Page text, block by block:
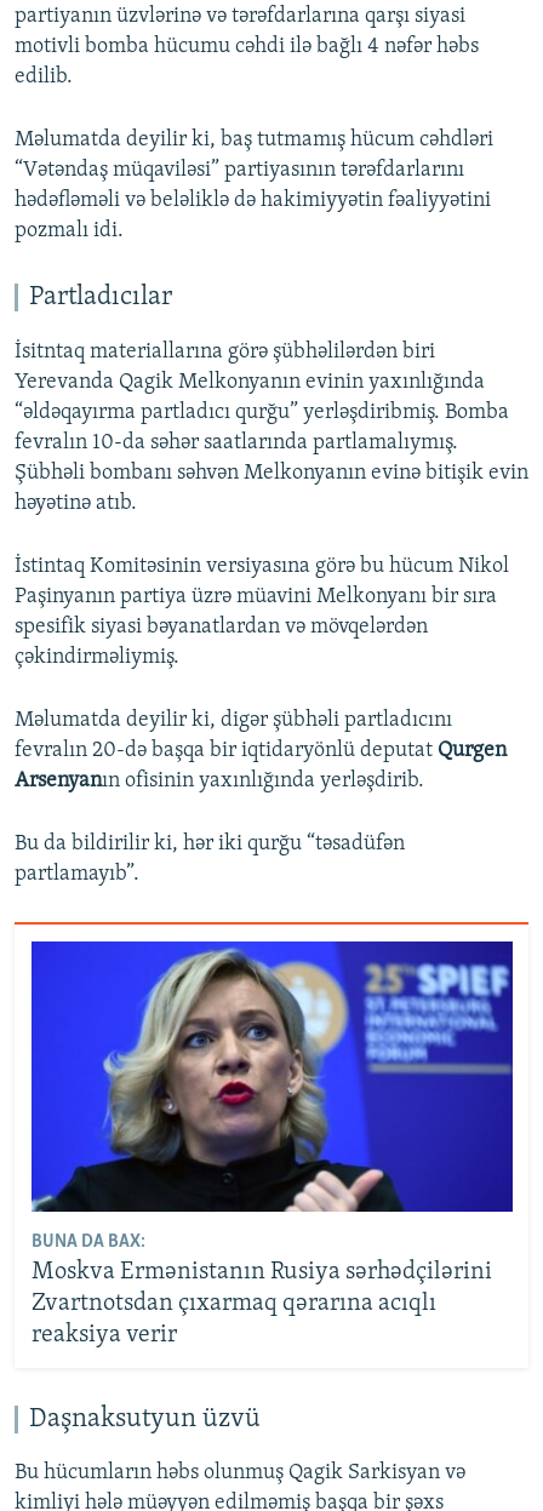
partiyanın üzvlərinə və tərəfdarlarına qarşı siyasi
motivli bomba hücumu cəhdi ilə bağlı 4 nəfər həbs
edilib.
Məlumatda deyilir ki, baş tutmamış hücum cəhdləri
“Vətəndaş müqaviləsi” partiyasının tərəfdarlarını
hədəfləməli və beləliklə də hakimiyyətin fəaliyyətini
pozmalı idi.
Partladıcılar
İsitntaq materiallarına görə şübhəlilərdən biri
Yerevanda Qagik Melkonyanın evinin yaxınlığında
“əldəqayırma partladıcı qurğu” yerləşdiribmiş. Bomba
fevralın 10-da səhər saatlarında partlamalıymış.
Şübhəli bombanı səhvən Melkonyanın evinə bitişik evin
həyətinə atıb.
İstintaq Komitəsinin versiyasına görə bu hücum Nikol
Paşinyanın partiya üzrə müavini Melkonyanı bir sıra
spesifik siyasi bəyanatlardan və mövqelərdən
çəkindirməliymiş.
Məlumatda deyilir ki, digər şübhəli partladıcını
fevralın 20-də başqa bir iqtidaryönlü deputat Qurgen
Arsenyanın ofisinin yaxınlığında yerləşdirib.
Bu da bildirilir ki, hər iki qurğu “təsadüfən
partlamayıb”.
BUNA DA BAX:
Moskva Ermənistanın Rusiya sərhədçilərini
Zvartnotsdan çıxarmaq qərarına acıqlı
reaksiya verir
Daşnaksutyun üzvü
Bu hücumların həbs olunmuş Qagik Sarkisyan və
kimliyi hələ müəyyən edilməmiş başqa bir şəxs